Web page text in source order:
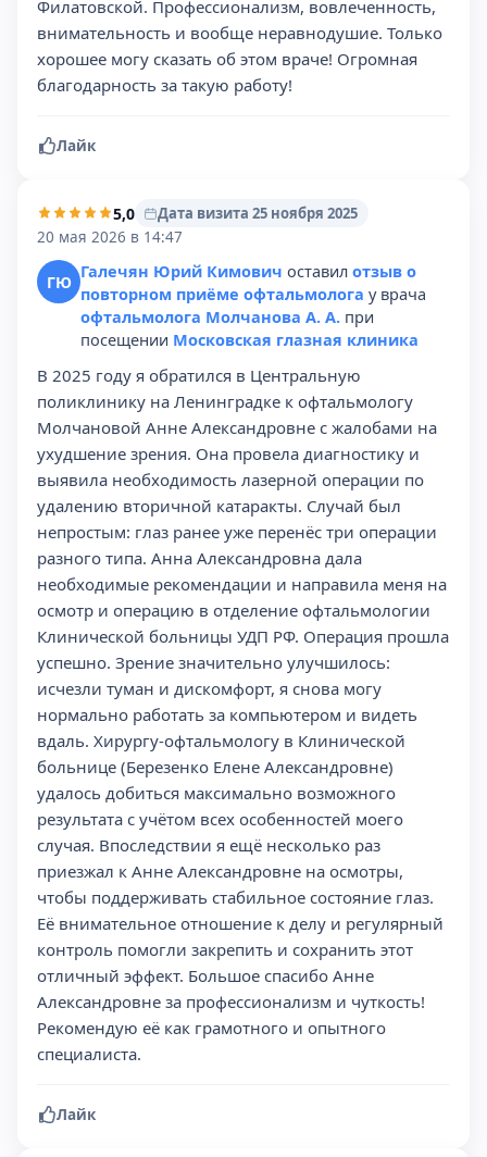
Филатовской. Профессионализм, вовлеченность,
внимательность и вообще неравнодушие. Только
хорошее могу сказать об этом враче! Огромная
благодарность за такую работу!
Лайк
5,0
Дата визита 25 ноября 2025
20 мая 2026 в 14:47
ГЮ Галечян Юрий Кимович оставил отзыв о
повторном приёме офтальмолога у врача
офтальмолога Молчанова А. А. при
посещении Московская глазная клиника
В 2025 году я обратился в Центральную
поликлинику на Ленинградке к офтальмологу
Молчановой Анне Александровне с жалобами на
ухудшение зрения. Она провела диагностику и
выявила необходимость лазерной операции по
удалению вторичной катаракты. Случай был
непростым: глаз ранее уже перенёс три операции
разного типа. Анна Александровна дала
необходимые рекомендации и направила меня на
осмотр и операцию в отделение офтальмологии
Клинической больницы УДП РФ. Операция прошла
успешно. Зрение значительно улучшилось:
исчезли туман и дискомфорт, я снова могу
нормально работать за компьютером и видеть
вдаль. Хирургу-офтальмологу в Клинической
больнице (Березенко Елене Александровне)
удалось добиться максимально возможного
результата с учётом всех особенностей моего
случая. Впоследствии я ещё несколько раз
приезжал к Анне Александровне на осмотры,
чтобы поддерживать стабильное состояние глаз.
Её внимательное отношение к делу и регулярный
контроль помогли закрепить и сохранить этот
отличный эффект. Большое спасибо Анне
Александровне за профессионализм и чуткость!
Рекомендую её как грамотного и опытного
специалиста.
Лайк